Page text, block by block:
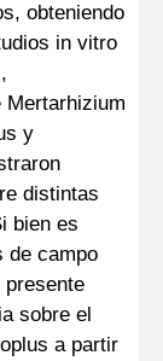
obteniendo
in vitro
Mertarhizium
y
distintas
bien es
de campo
sobre el
a partir